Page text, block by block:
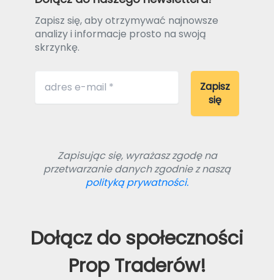
Zapisz się, aby otrzymywać najnowsze
analizy i informacje prosto na swoją
skrzynkę.
Zapisując się, wyrażasz zgodę na
przetwarzanie danych zgodnie z naszą
polityką prywatności.
Dołącz do społeczności
Prop Traderów!